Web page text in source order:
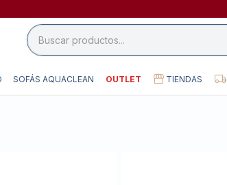
SOFÁS AQUACLEAN OUTLET TIENDAS